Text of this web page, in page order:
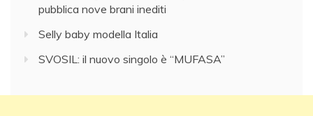
pubblica nove brani inediti
Selly baby modella Italia
SVOSIL: il nuovo singolo è “MUFASA”